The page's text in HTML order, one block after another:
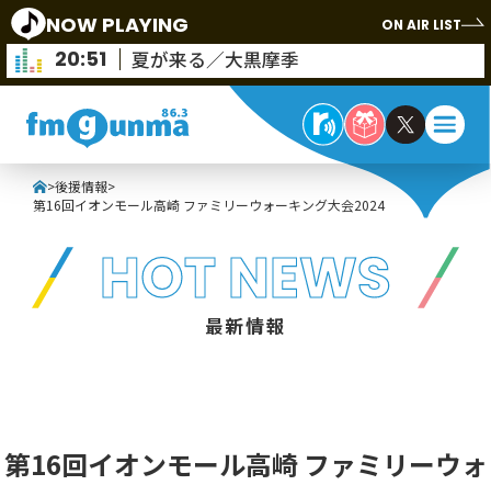
NOW PLAYING ON AIR LIST
20:51 夏が来る／大黒摩季
>後援情報>
第16回イオンモール高崎 ファミリーウォーキング大会2024
HOT NEWS
最新情報
第16回イオンモール高崎 ファミリーウォ